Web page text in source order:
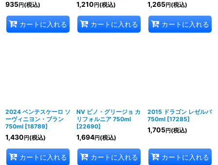
935円 (税込)
カートに入れる
1,210 円(税込)
カートに入れる
1,265円(税込)
カートに入れる
2024 ベンテスケーロ ソ
ーヴィニヨン・ブラン
750ml [18789]
1,430 円 (税込)
カートに入れる
NV ピノ・グリージョ カ
リフォルニア 750ml
[22690]
1,694円(税込)
カートに入れる
2015 ドラゴン レゼルバ
750ml [17285]
1,705円(税込)
カートに入れる